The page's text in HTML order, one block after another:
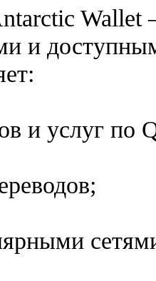
Wallet
и
и услуг по